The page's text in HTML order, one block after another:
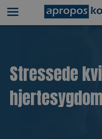
Stressede